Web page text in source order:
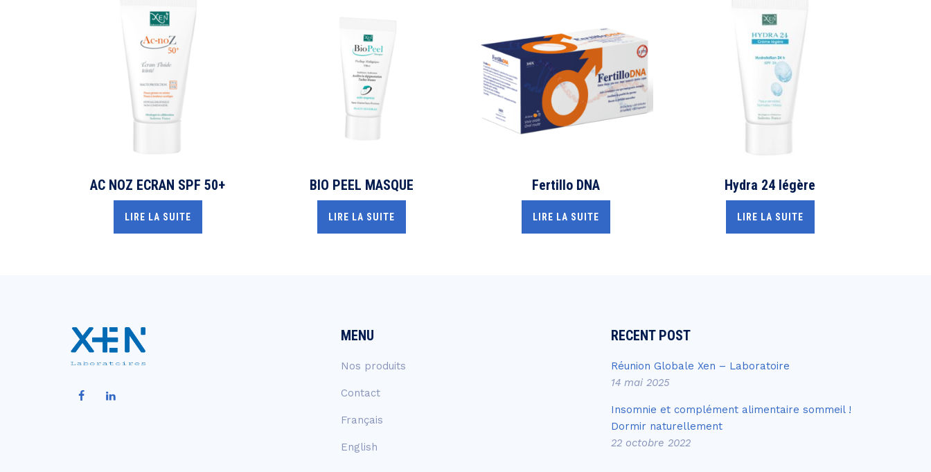
AC NOZ ECRAN SPF 50+
LIRE LA SUITE
BIO PEEL MASQUE
LIRE LA SUITE
Fertillo DNA
LIRE LA SUITE
Hydra 24 légère
LIRE LA SUITE
MENU
Nos produits
Contact
Français
English
RECENT POST
Réunion Globale Xen – Laboratoire
14 mai 2025
Insomnie et complément alimentaire sommeil !
Dormir naturellement
22 octobre 2022